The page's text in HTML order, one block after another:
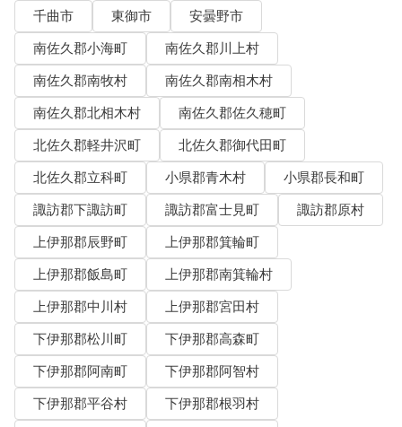
千曲市
東御市
安曇野市
南佐久郡小海町
南佐久郡川上村
南佐久郡南牧村
南佐久郡南相木村
南佐久郡北相木村
南佐久郡佐久穂町
北佐久郡軽井沢町
北佐久郡御代田町
北佐久郡立科町
小県郡青木村
小県郡長和町
諏訪郡下諏訪町
諏訪郡富士見町
諏訪郡原村
上伊那郡辰野町
上伊那郡箕輪町
上伊那郡飯島町
上伊那郡南箕輪村
上伊那郡中川村
上伊那郡宮田村
下伊那郡松川町
下伊那郡高森町
下伊那郡阿南町
下伊那郡阿智村
下伊那郡平谷村
下伊那郡根羽村